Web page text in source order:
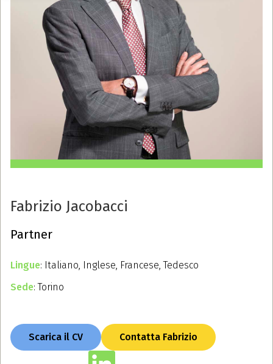
Fabrizio Jacobacci
Partner
Lingue: Italiano, Inglese, Francese, Tedesco
Sede: Torino
Scarica il CV Contatta Fabrizio